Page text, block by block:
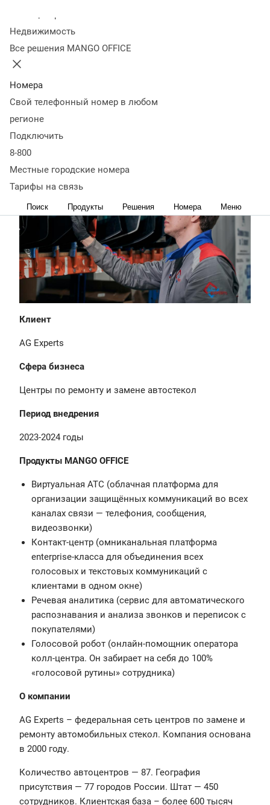
Недвижимость
Все решения MANGO OFFICE
Номера
Свой телефонный номер в любом
регионе
Подключить
8-800
Местные городские номера
Тарифы на связь
Поиск Продукты Решения Номера Меню
Количество автоцентров — 87. География
присутствия — 77 городов России. Штат — 450
сотрудников. Клиентская база – более 600 тысяч
автовладельцев.
проекте
Клиент
AG Experts
Сфера бизнеса
Центры по ремонту и замене автостекол
Период внедрения
2023-2024 годы
Продукты MANGO OFFICE
Виртуальная АТС (облачная платформа для
организации защищённых коммуникаций во всех
каналах связи — телефония, сообщения,
видеозвонки)
Контакт-центр (омниканальная платформа
enterprise-класса для объединения всех
голосовых и текстовых коммуникаций с
клиентами в одном окне)
Речевая аналитика (сервис для автоматического
распознавания и анализа звонков и переписок с
покупателями)
Голосовой робот (онлайн-помощник оператора
колл-центра. Он забирает на себя до 100%
«голосовой рутины» сотрудника)
О компании
AG Experts – федеральная сеть центров по замене и
ремонту автомобильных стекол. Компания основана
в 2000 году.
Количество автоцентров — 87. География
присутствия — 77 городов России. Штат — 450
сотрудников. Клиентская база – более 600 тысяч